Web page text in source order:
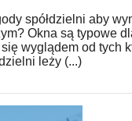
spółdzielni aby
Okna są typowe
wyglądem od tych
leży (...)